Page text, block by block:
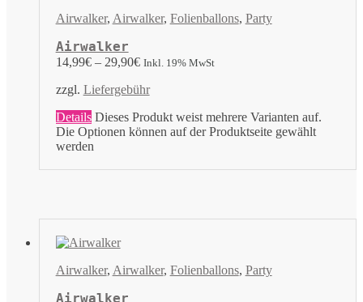
Airwalker, Airwalker, Folienballons, Party
Airwalker
14,99€– 29,90€ Inkl. 19% MwSt
zzgl. Liefergebühr
Details Dieses Produkt weist mehrere Varianten auf.
Die Optionen können auf der Produktseite gewählt
werden
Airwalker, Airwalker, Folienballons, Party
Airwalker